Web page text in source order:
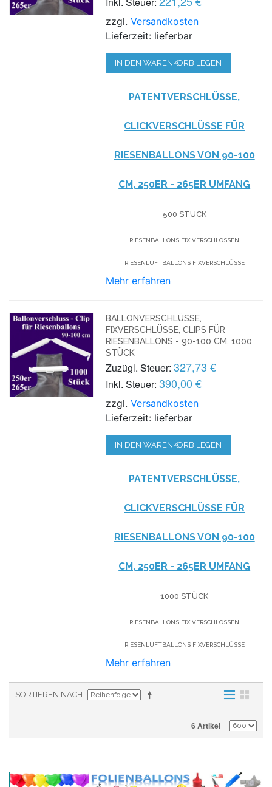
zzgl.Versandkosten
Lieferzeit: lieferbar
IN DEN WARENKORB LEGEN
PATENTVERSCHLÜSSE,
CLICKVERSCHLÜSSE FÜR
RIESENBALLONS VON 90-100
CM, 250ER - 265ER UMFANG
500 STÜCK
RIESENBALLONS FIX VERSCHLOSSEN
RIESENLUFTBALLONS FIXVERSCHLÜSSE
Mehr erfahren
BALLONVERSCHLÜSSE,
FIXVERSCHLÜSSE, CLIPS FÜR
RIESENBALLONS - 90-100 CM, 1000
STÜCK
Zuzügl. Steuer: 327,73 €
Inkl. Steuer: 390,00 €
zzgl.Versandkosten
Lieferzeit: lieferbar
IN DEN WARENKORB LEGEN
PATENTVERSCHLÜSSE,
CLICKVERSCHLÜSSE FÜR
RIESENBALLONS VON 90-100
CM, 250ER - 265ER UMFANG
1000 STÜCK
RIESENBALLONS FIX VERSCHLOSSEN
RIESENLUFTBALLONS FIXVERSCHLÜSSE
Mehr erfahren
SORTIEREN NACH
6 Artikel